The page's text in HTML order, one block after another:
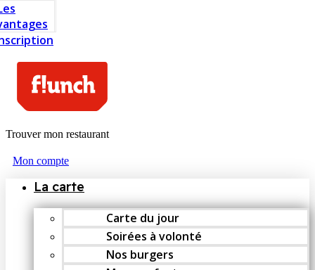
Trouver mon restaurant
Mon compte
La carte
Carte du jour
Soirées à volonté
Nos burgers